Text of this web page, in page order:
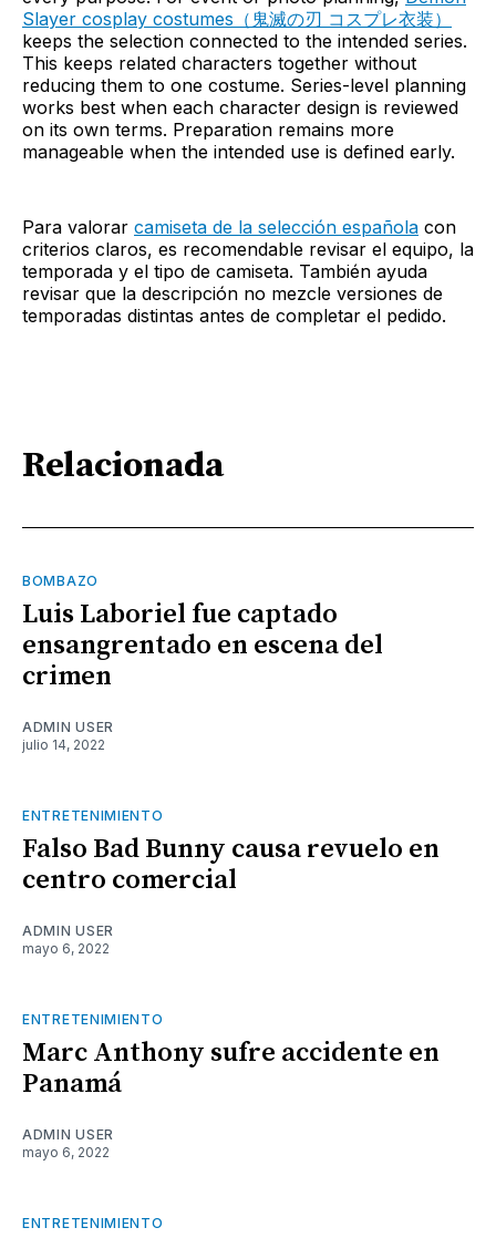
Slayer cosplay costumes（鬼滅の刃 コスプレ衣装）
keeps the selection connected to the intended series.
This keeps related characters together without
reducing them to one costume. Series-level planning
works best when each character design is reviewed
on its own terms. Preparation remains more
manageable when the intended use is defined early.
Para valorar camiseta de la selección española con
criterios claros, es recomendable revisar el equipo, la
temporada y el tipo de camiseta. También ayuda
revisar que la descripción no mezcle versiones de
temporadas distintas antes de completar el pedido.
Relacionada
BOMBAZO
Luis Laboriel fue captado
ensangrentado en escena del
crimen
ADMIN USER
julio 14, 2022
ENTRETENIMIENTO
Falso Bad Bunny causa revuelo en
centro comercial
ADMIN USER
mayo 6, 2022
ENTRETENIMIENTO
Marc Anthony sufre accidente en
Panamá
ADMIN USER
mayo 6, 2022
ENTRETENIMIENTO